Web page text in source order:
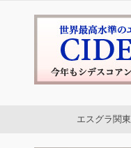
エスグラ関